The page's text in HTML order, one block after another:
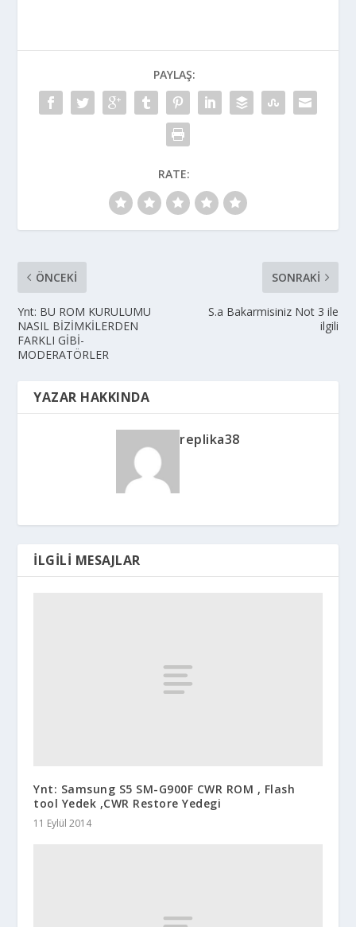
PAYLAŞ:
RATE:
ÖNCEKI
Ynt: BU ROM KURULUMU
NASIL BİZİMKİLERDEN
FARKLI GİBİ-
MODERATÖRLER
SONRAKI
S.a Bakarmisiniz Not 3 ile
ilgili
YAZAR HAKKINDA
replika38
İLGILI MESAJLAR
Ynt: Samsung S5 SM-G900F CWR ROM , Flash
tool Yedek ,CWR Restore Yedegi
11 Eylül 2014